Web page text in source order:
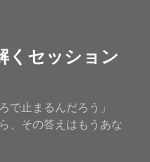
くセッション
で止まるんだろう」
、その答えはもうあな